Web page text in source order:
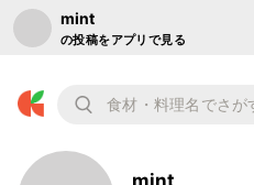
mint
の投稿をアプリで見る
mint